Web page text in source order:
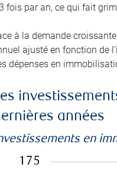
fois par an, ce qui fait
à la demande
ajusté en fonction de
dépenses en
années
en